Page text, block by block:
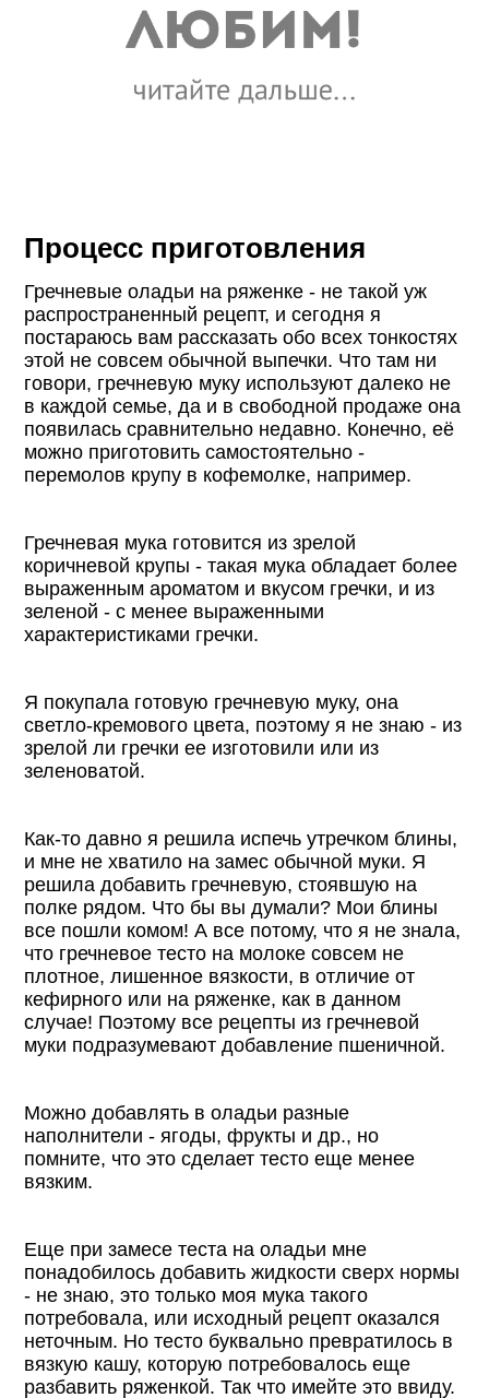
Процесс приготовления
Гречневые оладьи на ряженке - не такой уж
распространенный рецепт, и сегодня я
постараюсь вам рассказать обо всех тонкостях
этой не совсем обычной выпечки. Что там ни
говори, гречневую муку используют далеко не
в каждой семье, да и в свободной продаже она
появилась сравнительно недавно. Конечно, её
можно приготовить самостоятельно -
перемолов крупу в кофемолке, например.
Гречневая мука готовится из зрелой
коричневой крупы - такая мука обладает более
выраженным ароматом и вкусом гречки, и из
зеленой - с менее выраженными
характеристиками гречки.
Я покупала готовую гречневую муку, она
светло-кремового цвета, поэтому я не знаю - из
зрелой ли гречки ее изготовили или из
зеленоватой.
Как-то давно я решила испечь утречком блины,
и мне не хватило на замес обычной муки. Я
решила добавить гречневую, стоявшую на
полке рядом. Что бы вы думали? Мои блины
все пошли комом! А все потому, что я не знала,
что гречневое тесто на молоке совсем не
плотное, лишенное вязкости, в отличие от
кефирного или на ряженке, как в данном
случае! Поэтому все рецепты из гречневой
муки подразумевают добавление пшеничной.
Можно добавлять в оладьи разные
наполнители - ягоды, фрукты и др., но
помните, что это сделает тесто еще менее
вязким.
Еще при замесе теста на оладьи мне
понадобилось добавить жидкости сверх нормы
- не знаю, это только моя мука такого
потребовала, или исходный рецепт оказался
неточным. Но тесто буквально превратилось в
вязкую кашу, которую потребовалось еще
разбавить ряженкой. Так что имейте это ввиду.